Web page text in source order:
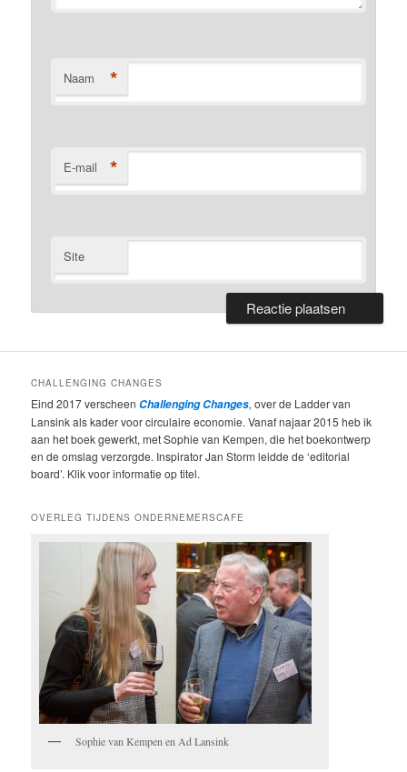
Naam *
E-mail *
Site
CHALLENGING CHANGES
Eind 2017 verscheen Challenging Changes, over de Ladder van
Lansink als kader voor circulaire economie. Vanaf najaar 2015 heb ik
aan het boek gewerkt, met Sophie van Kempen, die het boekontwerp
en de omslag verzorgde. Inspirator Jan Storm leidde de ‘editorial
board’. Klik voor informatie op titel.
OVERLEG TIJDENS ONDERNEMERSCAFE
Sophie van Kempen en Ad Lansink